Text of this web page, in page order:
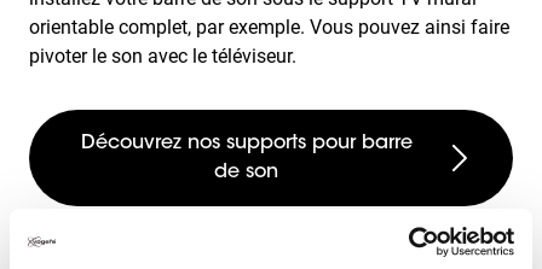
orientable complet, par exemple. Vous pouvez ainsi faire
pivoter le son avec le téléviseur.
Découvrez nos supports pour barre
de son